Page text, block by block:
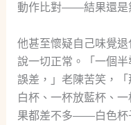
動作比對——結果還是
他甚至懷疑自己味覺
說一切正常。「一個
誤差，」老陳苦笑，
白杯、一杯放藍杯、
果都差不多——白色杯